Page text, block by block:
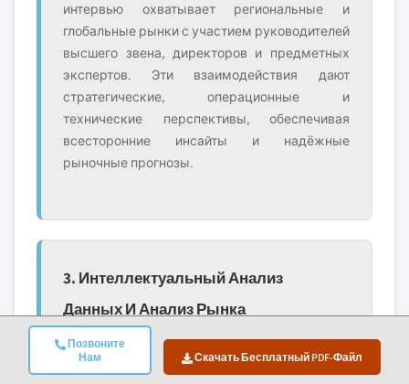
Позвоните
Нам
Скачать Бесплатный PDF-Файл
интервью охватывает региональные и
глобальные рынки с участием руководителей
высшего звена, директоров и предметных
экспертов. Эти взаимодействия дают
стратегические, операционные и
технические перспективы, обеспечивая
всесторонние инсайты и надёжные
рыночные прогнозы.
3. Интеллектуальный Анализ
Данных И Анализ Рынка
Интеллектуальный анализ данных является
ключевой частью нашего
исследовательского процесса, внося около